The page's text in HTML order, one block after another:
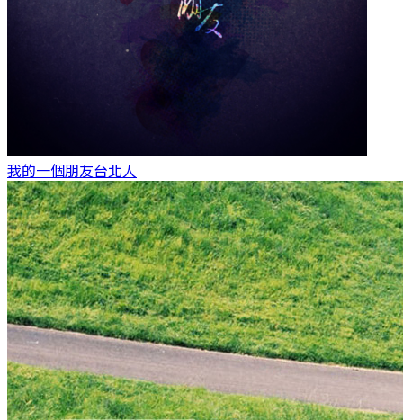
我的一個朋友台北人